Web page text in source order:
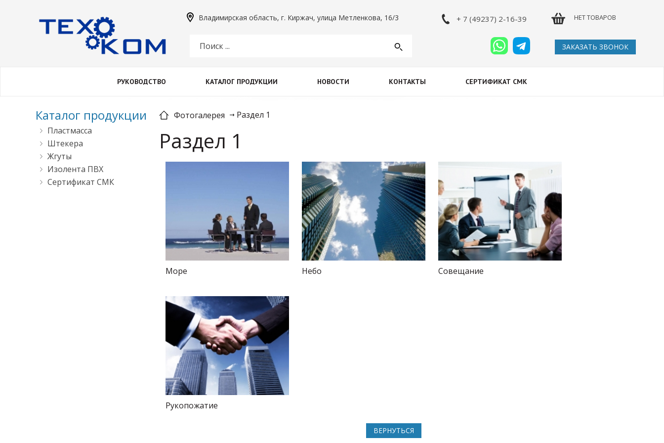
+ 7 (49237) 2-16-39
Владимирская область, г. Киржач, улица Метленкова, 16/3
ЗАКАЗАТЬ ЗВОНОК
НЕТ ТОВАРОВ
РУКОВОДСТВО КАТАЛОГ ПРОДУКЦИИ НОВОСТИ КОНТАКТЫ СЕРТИФИКАТ СМК
Каталог продукции
Пластмасса
Штекера
Жгуты
Изолента ПВХ
Сертификат СМК
Фотогалерея Раздел 1
Раздел 1
Море Небо Совещание
Рукопожатие
ВЕРНУТЬСЯ